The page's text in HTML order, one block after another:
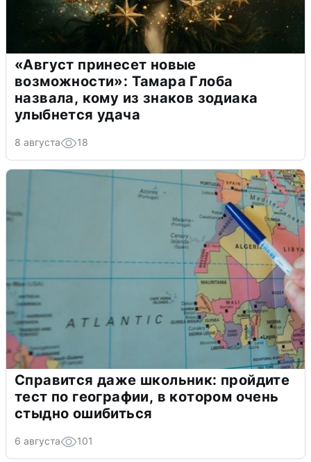
«Август принесет новые
возможности»: Тамара Глоба
назвала, кому из знаков зодиака
улыбнется удача
8 августа 18
Справится даже школьник: пройдите
тест по географии, в котором очень
стыдно ошибиться
6 августа 101